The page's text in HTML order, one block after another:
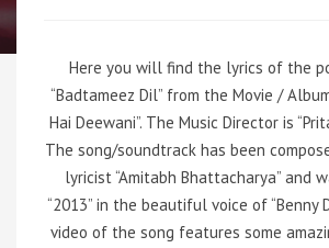
Here you will find the lyrics of the
“Badtameez Dil” from the Movie /
Hai Deewani”. The Music Director is
The song/soundtrack has been
lyricist “Amitabh Bhattacharya” and
“2013” in the beautiful voice of “Benny
video of the song features some